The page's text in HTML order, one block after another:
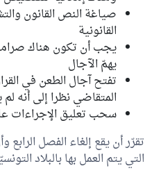
صياغة النص القانون
القانونية
يجب أن تكون هناك
يهمّ الآجال
تفتح آجال الطعن في
المتقاضي نظرا إلى أنه
سحب تعليق الإجراءات
تقرّر أن يقع إلغاء الفصل
التي يتم العمل بها بالبلاد